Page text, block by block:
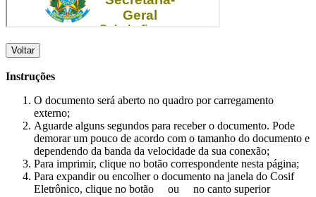
Voltar
Instruções
O documento será aberto no quadro por carregamento
externo;
Aguarde alguns segundos para receber o documento. Pode
demorar um pouco de acordo com o tamanho do documento e
dependendo da banda da velocidade da sua conexão;
Para imprimir, clique no botão correspondente nesta página;
Para expandir ou encolher o documento na janela do Cosif
Eletrônico, clique no botão
ou
no canto superior